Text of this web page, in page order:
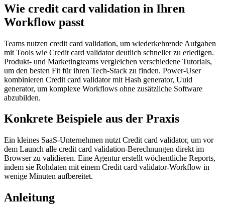
Wie credit card validation in Ihren
Workflow passt
Teams nutzen credit card validation, um wiederkehrende Aufgaben
mit Tools wie Credit card validator deutlich schneller zu erledigen.
Produkt- und Marketingteams vergleichen verschiedene Tutorials,
um den besten Fit für ihren Tech-Stack zu finden. Power-User
kombinieren Credit card validator mit Hash generator, Uuid
generator, um komplexe Workflows ohne zusätzliche Software
abzubilden.
Konkrete Beispiele aus der Praxis
Ein kleines SaaS-Unternehmen nutzt Credit card validator, um vor
dem Launch alle credit card validation-Berechnungen direkt im
Browser zu validieren. Eine Agentur erstellt wöchentliche Reports,
indem sie Rohdaten mit einem Credit card validator-Workflow in
wenige Minuten aufbereitet.
Anleitung